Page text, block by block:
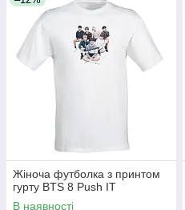
Жіноча футболка з принтом
гурту BTS 8 Push IT
В наявності